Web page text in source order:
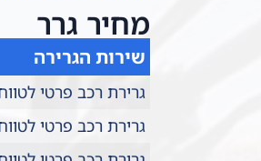
מחיר גרר
שירות הגרירה
גרירת רכב פרטי לטווח
גרירת רכב פרטי לטווח